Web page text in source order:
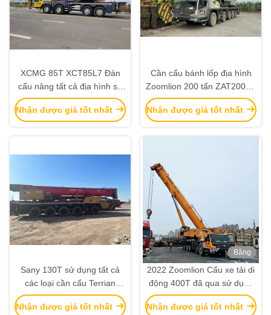
XCMG 85T XCT85L7 Đàn
cẩu nâng tất cả địa hình sử
dụng máy nâng nặng 2020
Nhận được giá tốt nhất
Cần cẩu bánh lốp địa hình
Zoomlion 200 tấn ZAT2000E
2021, cần cẩu di động nâng
hạng nặng đã qua sử dụng
Nhận được giá tốt nhất
Sany 130T sử dụng tất cả
các loại cần cẩu Terrian
SAC1300T7 2019 Càn nâng
nặng
Nhận được giá tốt nhất
Băng
hình
2022 Zoomlion Cẩu xe tải di
động 400T đã qua sử dụng
Cẩu nâng nặng tay thứ hai
Nhận được giá tốt nhất